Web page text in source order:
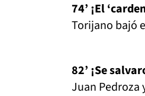
74’ ¡El
Torijano bajó
82’ ¡Se
Juan Pedroza